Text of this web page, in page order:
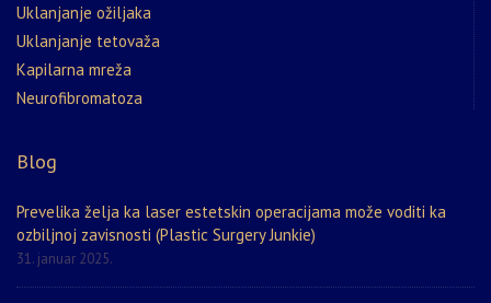
Uklanjanje ožiljaka
Uklanjanje tetovaža
Kapilarna mreža
Neurofibromatoza
Blog
Prevelika želja ka laser estetskin operacijama može voditi ka
ozbiljnoj zavisnosti (Plastic Surgery Junkie)
31. januar 2025.